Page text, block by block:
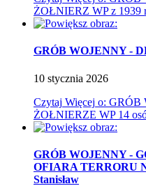
ŻOŁNIERZ WP z 1939
GRÓB WOJENNY -
10 stycznia 2026
Czytaj Więcej o: GRÓB
ŻOŁNIERZE WP 14
GRÓB WOJENNY -
OFIARA TERRORU
Stanisław